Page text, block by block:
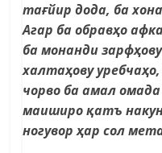
тағйир дода, ба
Агар ба обравҳо
ба монанди
халтаҳову
чорво ба амал
маиширо қатъ
ногувор ҳар сол